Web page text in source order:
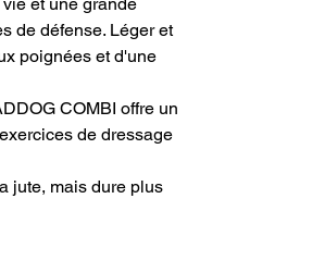
et une grande
de défense. Léger et
poignées et d'une
COMBI offre un
de dressage
jute, mais dure plus